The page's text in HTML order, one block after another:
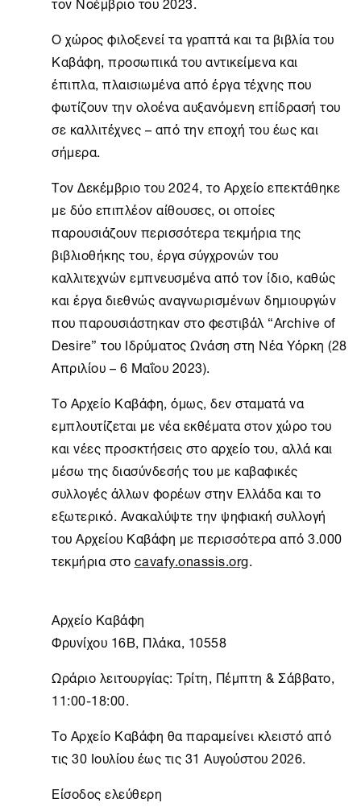
Ο χώρος φιλοξενεί τα γραπτά και τα βιβλία του
Καβάφη, προσωπικά του αντικείμενα και
έπιπλα, πλαισιωμένα από έργα τέχνης που
φωτίζουν την ολοένα αυξανόμενη επίδρασή του
σε καλλιτέχνες – από την εποχή του έως και
σήμερα.
Τον Δεκέμβριο του 2024, το Αρχείο επεκτάθηκε
με δύο επιπλέον αίθουσες, οι οποίες
παρουσιάζουν περισσότερα τεκμήρια της
βιβλιοθήκης του, έργα σύγχρονών του
καλλιτεχνών εμπνευσμένα από τον ίδιο, καθώς
και έργα διεθνώς αναγνωρισμένων δημιουργών
που παρουσιάστηκαν στο φεστιβάλ “Archive of
Desire” του Ιδρύματος Ωνάση στη Νέα Υόρκη (28
Απριλίου – 6 Μαΐου 2023).
ΤοΑρχείο Καβάφη, όμως, δεν σταματά να
εμπλουτίζεται με νέα εκθέματα στον χώρο του
και νέες προσκτήσεις στο αρχείο του, αλλά και
μέσω της διασύνδεσής του με καβαφικές
συλλογές άλλων φορέων στην Ελλάδα και το
εξωτερικό. Ανακαλύψτε την ψηφιακή συλλογή
του Αρχείου Καβάφη με περισσότερα από 3.000
τεκμήρια στοcavafy.onassis.org.
Αρχείο Καβάφη
Φρυνίχου 16B, Πλάκα, 10558
Ωράριο λειτουργίας: Τρίτη, Πέμπτη & Σάββατο,
11:00-18:00.
ΤοΑρχείο Καβάφη θα παραμείνει κλειστό από
τις 30 Ιουλίου έως τις 31 Αυγούστου 2026.
Είσοδος ελεύθερη